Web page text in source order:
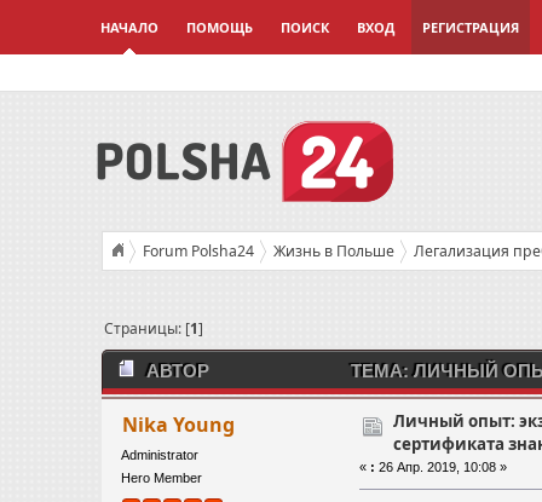
НАЧАЛО ПОМОЩЬ ПОИСК ВХОД РЕГИСТРАЦИЯ
Forum Polsha24 Жизнь в Польше
Легализация
Личный опыт: экзамен на получение сертификата знания
Страницы: [1]
АВТОР ТЕМА: ЛИЧНЫЙ
ПОЛЬСКОГО ЯЗЫКА (ПРОЧИТАНО 10447 РАЗ)
Nika Young
Administrator
Hero Member
Личный опыт:
сертификата
« : 26 Апр. 2019, 10:08 »